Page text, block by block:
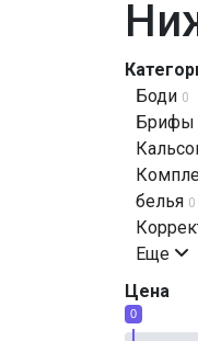
Боди 0
Брифы
белья 0
Еще
Цена
0